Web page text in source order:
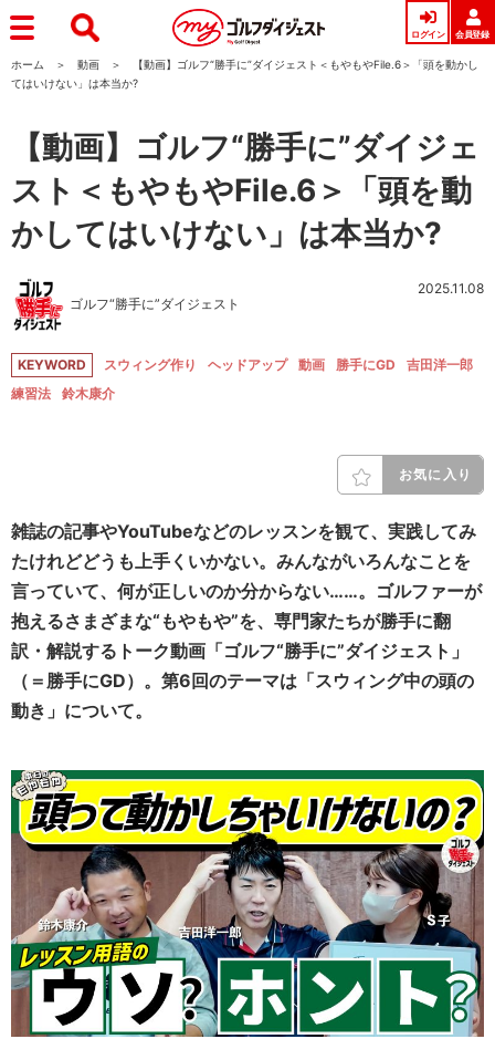
ログイン 会員登録
ホーム 動画
【動画】ゴルフ“勝手に”ダイジェスト＜もやもやFile.6＞「頭を動かし
てはいけない」は本当か?
【動画】ゴルフ“勝手に”ダイジェ
スト＜もやもやFile.6＞「頭を動
かしてはいけない」は本当か?
ゴルフ“勝手に”ダイジェスト
2025.11.08
KEYWORD スウィング作り ヘッドアップ 動画 勝手にGD
吉田洋一郎
練習法
鈴木康介
お気に入り
雑誌の記事やYouTubeなどのレッスンを観て、実践してみ
たけれどどうも上手くいかない。みんながいろんなことを
言っていて、何が正しいのか分からない……。ゴルファーが
抱えるさまざまな“もやもや”を、専門家たちが勝手に翻
訳・解説するトーク動画「ゴルフ“勝手に”ダイジェスト」
（＝勝手にGD）。第6回のテーマは「スウィング中の頭の
動き」について。